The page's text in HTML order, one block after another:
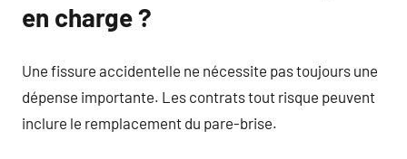
en charge ?
Une fissure accidentelle ne nécessite pas toujours une
dépense importante. Les contrats tout risque peuvent
inclure le remplacement du pare-brise.